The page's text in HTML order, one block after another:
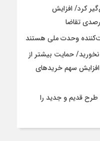
کرد/ افزایش
وحدت ملی هستند
حمایت بیشتر از
افزایش سهم خریدهای
قدیم و جدید را